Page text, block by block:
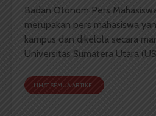
Badan Otonom Pers
merupakan pers mahasiswa
kampus dan dikelola secara
Universitas Sumatera Utara
LIHAT SEMUA ARTIKEL